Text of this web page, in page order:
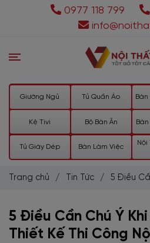
0977 118 799
Giường Ngủ Tủ Quần Áo
Kệ Tivi Bộ Bàn Ăn Bàn
Tủ Giày Dép Bàn Làm Việc
Nội
Trang chủ / Tin Tức / 5 Điều
5 Điều Cần Chú Ý
Thiết Kế Thi Công